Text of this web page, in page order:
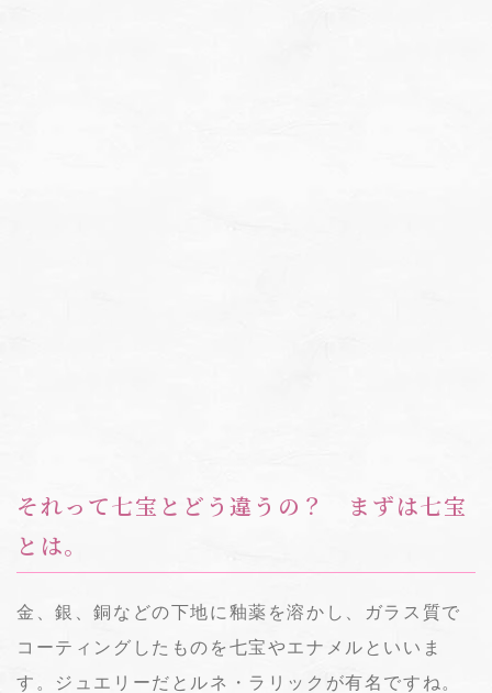
それって七宝とどう違うの？ まずは七宝
とは。
金、銀、銅などの下地に釉薬を溶かし、ガラス質で
コーティングしたものを七宝やエナメルといいま
す。ジュエリーだとルネ・ラリックが有名ですね。